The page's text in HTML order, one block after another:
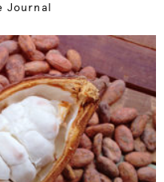
Journal